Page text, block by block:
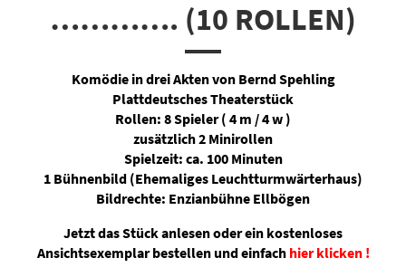
…………. (10 ROLLEN)
Komödie in drei Akten von Bernd Spehling
Plattdeutsches Theaterstück
Rollen: 8 Spieler ( 4 m / 4 w )
zusätzlich 2 Minirollen
Spielzeit: ca. 100 Minuten
1 Bühnenbild (Ehemaliges Leuchtturmwärterhaus)
Bildrechte: Enzianbühne Ellbögen
Jetzt das Stück anlesen oder ein kostenloses
Ansichtsexemplar bestellen und einfach hier klicken !